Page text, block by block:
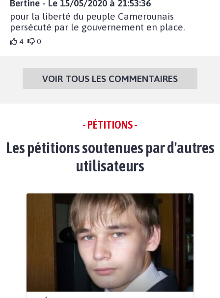
Bertine - Le 15/05/2020 à 21:53:36
pour la liberté du peuple Camerounais
persécuté par le gouvernement en place.
4 0
VOIR TOUS LES COMMENTAIRES
- PÉTITIONS -
Les pétitions soutenues par d'autres
utilisateurs